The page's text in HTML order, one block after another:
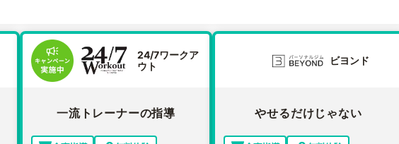
24/7ワークア
ウト
一流トレーナーの指導
ビヨンド
やせるだけじゃない